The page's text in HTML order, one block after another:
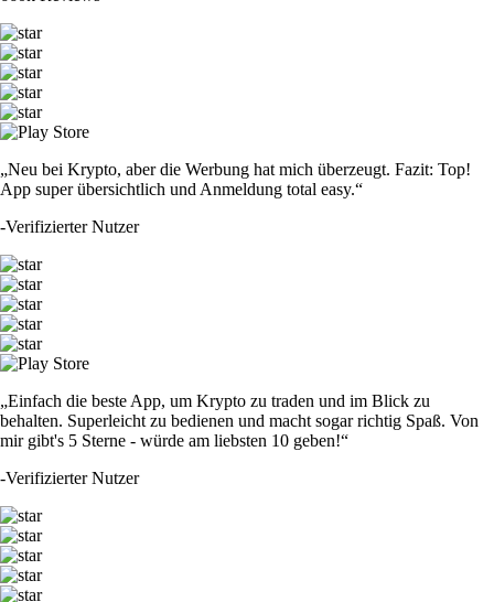
„Neu bei Krypto, aber die Werbung hat mich überzeugt. Fazit: Top!
App super übersichtlich und Anmeldung total easy.“
-Verifizierter Nutzer
„Einfach die beste App, um Krypto zu traden und im Blick zu
behalten. Superleicht zu bedienen und macht sogar richtig Spaß. Von
mir gibt's 5 Sterne - würde am liebsten 10 geben!“
-Verifizierter Nutzer